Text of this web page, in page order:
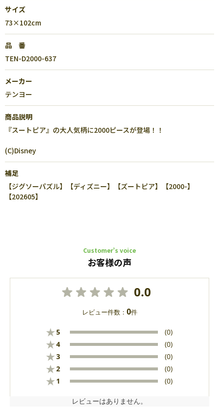
サイズ
73×102cm
品 番
TEN-D2000-637
メーカー
テンヨー
商品説明
『スートピア』の大人気柄に2000ピースが登場！！
(C)Disney
補足
【ジグソーパズル】【ディズニー】【ズートピア】【2000-】
【202605】
Customer’s voice
お客様の声
0.0
レビュー件数： 0件
★5 (0)
★4 (0)
★3 (0)
★2 (0)
★ 1 (0)
レビューはありません。